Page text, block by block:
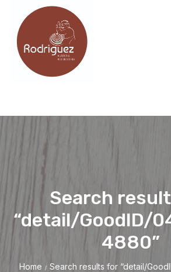
Search
“detail/GoodID/
4880”
Home / Search results for “detail/